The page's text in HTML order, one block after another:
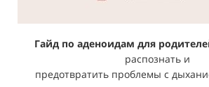
Гайд по аденоидам для
распознать и
предотвратить проблемы с